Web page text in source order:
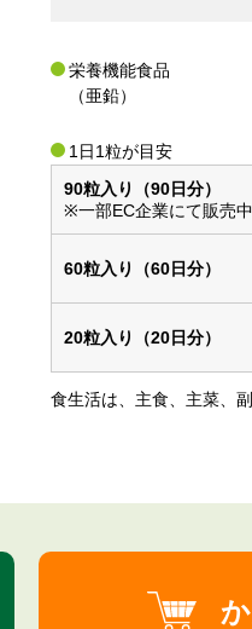
栄養機能⾷品
（亜鉛）
1日1粒が目安
90粒入り（90日分）
※一部EC企業にて販売中
60粒入り（60日分）
20粒入り（20日分）
⾷⽣活は、主⾷、主菜、